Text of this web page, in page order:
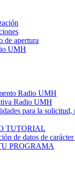
de apertura
UMH
Radio UMH
Radio UMH
para la
TUTORIAL
de datos de
PROGRAMA